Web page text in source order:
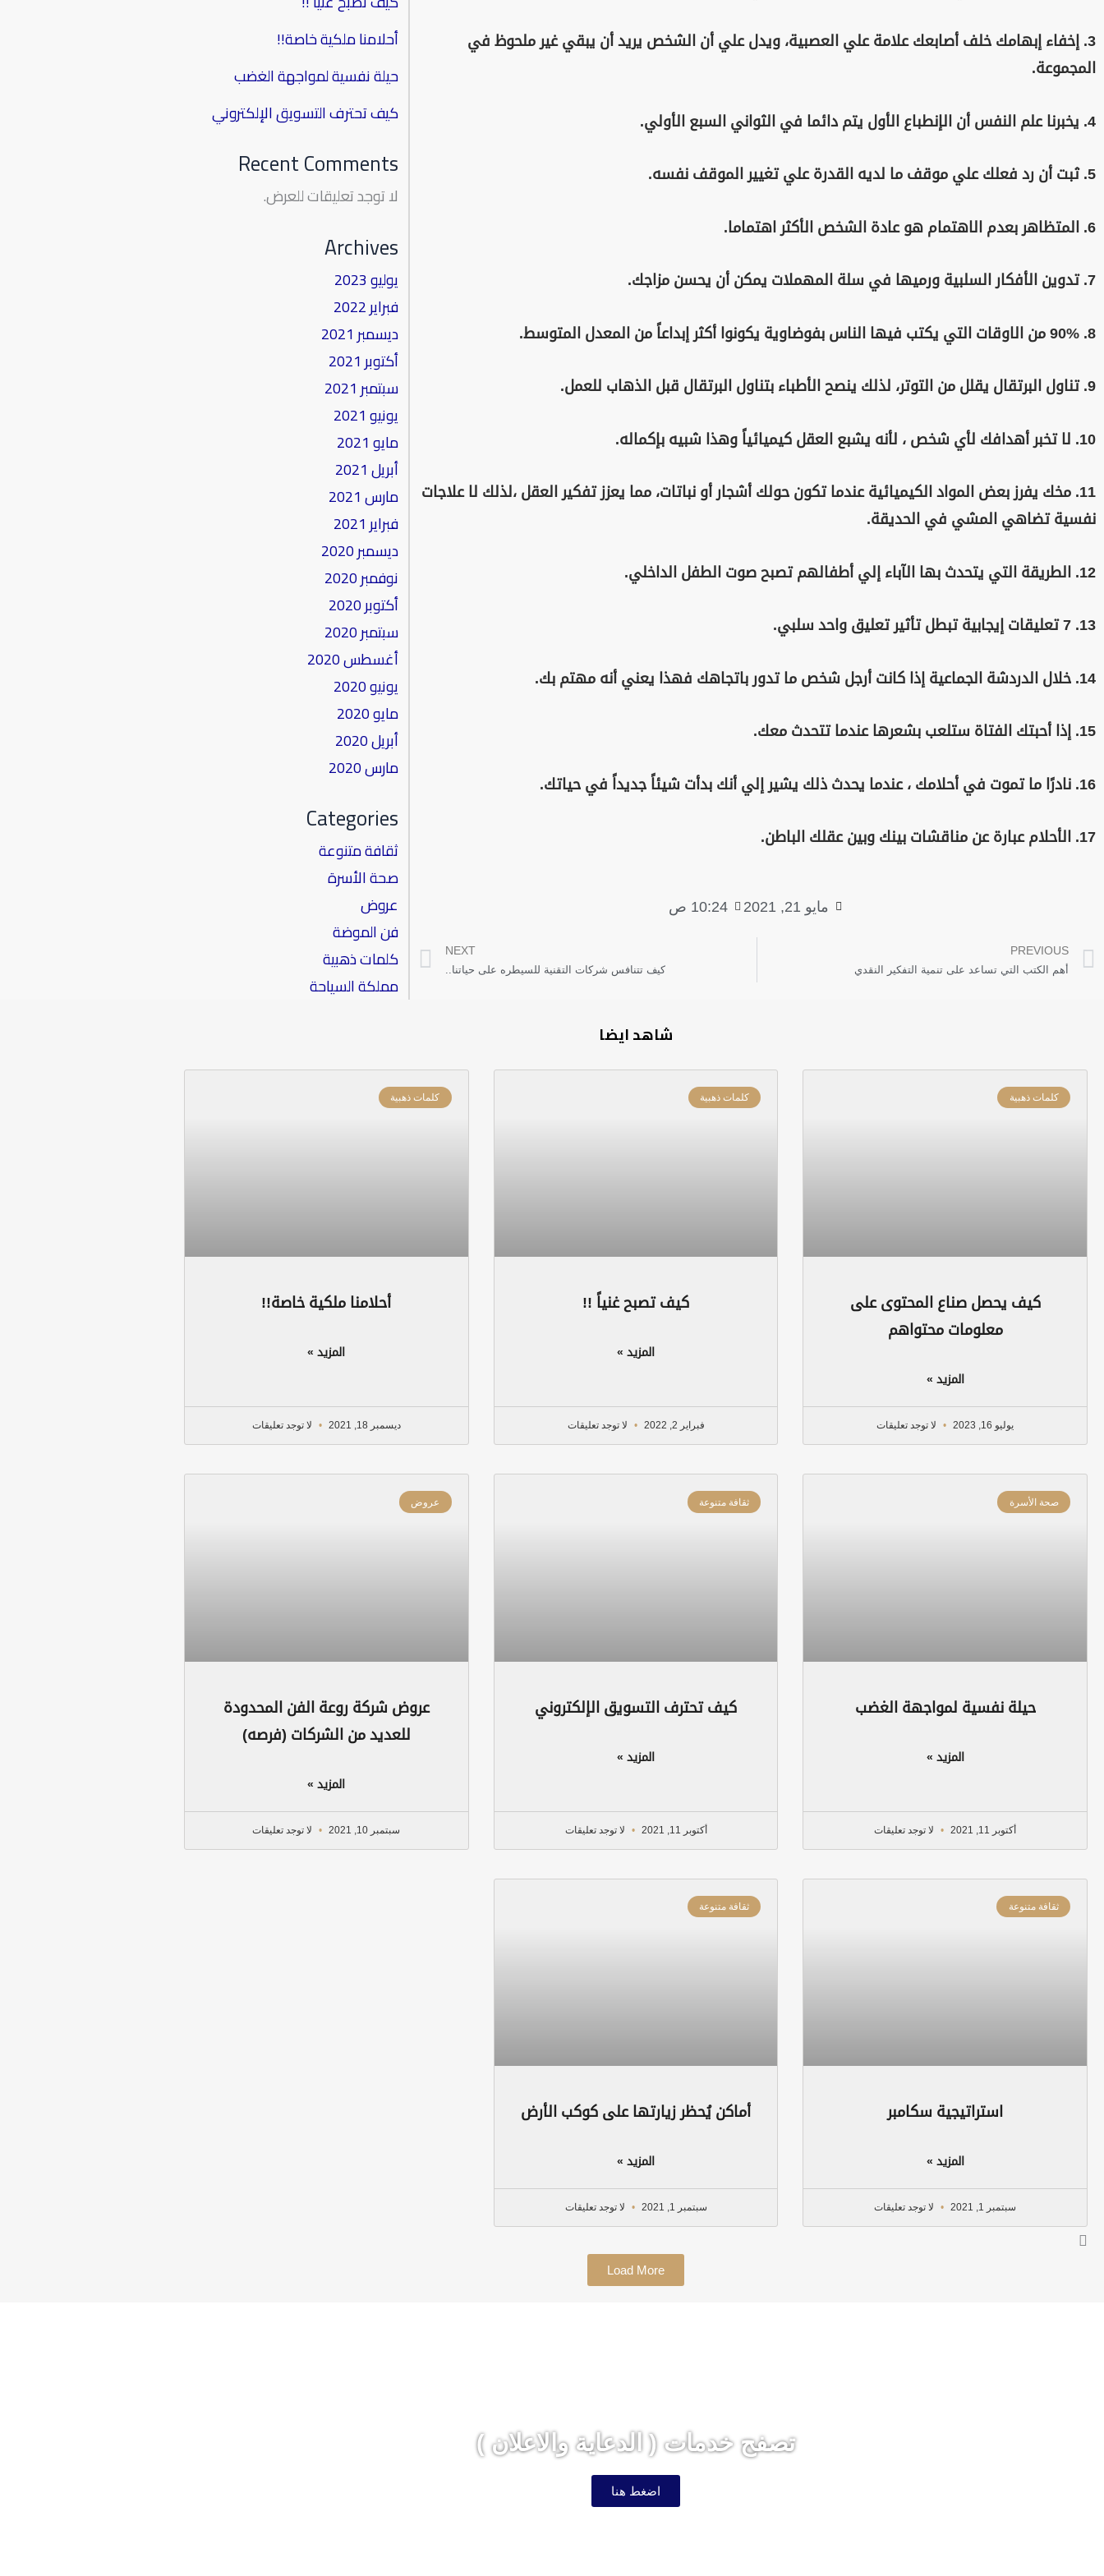
3. إخفاء إبهامك خلف أصابعك علامة علي العصبية، ويدل علي أن الشخص يريد أن يبقي غير ملحوظ في
المجموعة.
4. يخبرنا علم النفس أن الإنطباع الأول يتم دائما في الثواني السبع الأولي.
5. ثبت أن رد فعلك علي موقف ما لديه القدرة علي تغيير الموقف نفسه.
6. المتظاهر بعدم الاهتمام هو عادة الشخص الأكثر اهتماما.
7. تدوين الأفكار السلبية ورميها في سلة المهملات يمكن أن يحسن مزاجك.
8. 90% من الاوقات التي يكتب فيها الناس بفوضاوية يكونوا أكثر إبداعاً من المعدل المتوسط.
9. تناول البرتقال يقلل من التوتر، لذلك ينصح الأطباء بتناول البرتقال قبل الذهاب للعمل.
10. لا تخبر أهدافك لأي شخص ، لأنه يشبع العقل كيميائياً وهذا شبيه بإكماله.
11. مخك يفرز بعض المواد الكيميائية عندما تكون حولك أشجار أو نباتات، مما يعزز تفكير العقل ،لذلك لا علاجات
نفسية تضاهي المشي في الحديقة.
12. الطريقة التي يتحدث بها الآباء إلي أطفالهم تصبح صوت الطفل الداخلي.
13. 7 تعليقات إيجابية تبطل تأثير تعليق واحد سلبي.
14. خلال الدردشة الجماعية إذا كانت أرجل شخص ما تدور باتجاهك فهذا يعني أنه مهتم بك.
15. إذا أحبتك الفتاة ستلعب بشعرها عندما تتحدث معك.
16. نادرًا ما تموت في أحلامك ، عندما يحدث ذلك يشير إلي أنك بدأت شيئاً جديداً في حياتك.
17. الأحلام عبارة عن مناقشات بينك وبين عقلك الباطن.
مايو 21, 2021 10:24 ص
Prev
PREVIOUS
أهم الكتب التي تساعد على تنمية التفكير النقدي
NEXT
كيف تتنافس شركات التقنية للسيطره على حياتنا.. Next
أحلامنا ملكية خاصة!!
حيلة نفسية لمواجهة الغضب
كيف تحترف التسويق الإلكتروني
Recent Comments
لا توجد تعليقات للعرض.
Archives
يوليو 2023
فبراير 2022
ديسمبر 2021
أكتوبر 2021
سبتمبر 2021
يونيو 2021
مايو 2021
أبريل 2021
مارس 2021
فبراير 2021
ديسمبر 2020
نوفمبر 2020
أكتوبر 2020
سبتمبر 2020
أغسطس 2020
يونيو 2020
مايو 2020
أبريل 2020
مارس 2020
Categories
ثقافة متنوعة
صحة الأسرة
عروض
فن الموضة
كلمات ذهبية
مملكة السياحة
شاهد ايضا
كلمات ذهبية
كيف يحصل صناع المحتوى على
معلومات محتواهم
المزيد »
يوليو 16, 2023 لا توجد تعليقات
كلمات ذهبية
كيف تصبح غنياً !!
المزيد »
فبراير 2, 2022 لا توجد تعليقات
كلمات ذهبية
أحلامنا ملكية خاصة!!
المزيد »
ديسمبر 18, 2021 لا توجد تعليقات
صحة الأسرة
حيلة نفسية لمواجهة الغضب
المزيد »
أكتوبر 11, 2021 لا توجد تعليقات
ثقافة متنوعة
كيف تحترف التسويق الإلكتروني
المزيد »
أكتوبر 11, 2021 لا توجد تعليقات
عروض
عروض شركة روعة الفن المحدودة
للعديد من الشركات (فرصه)
المزيد »
سبتمبر 10, 2021 لا توجد تعليقات
ثقافة متنوعة
استراتيجية سكامبر
المزيد »
سبتمبر 1, 2021 لا توجد تعليقات
ثقافة متنوعة
أماكن يُحظر زيارتها على كوكب الأرض
المزيد »
سبتمبر 1, 2021 لا توجد تعليقات
Load More
تصفح خدمات ( الدعاية والاعلان )
اضغط هنا